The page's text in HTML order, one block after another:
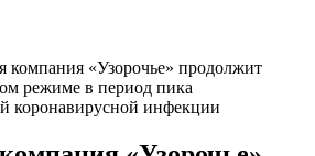
компания «Узорочье» продолжит
режиме в период пика
коронавирусной инфекции